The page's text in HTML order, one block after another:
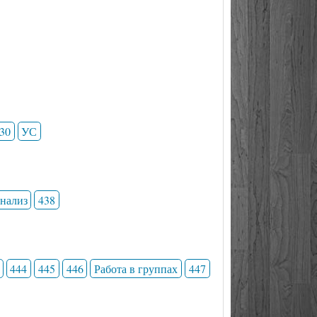
УС
438
444 445 446 Работа в группах 447